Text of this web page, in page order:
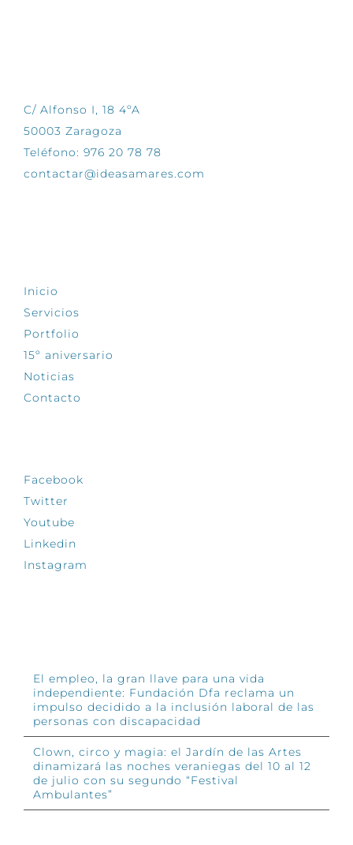
C/ Alfonso I, 18 4ºA
50003 Zaragoza
Teléfono: 976 20 78 78
contactar@ideasamares.com
Inicio
Servicios
Portfolio
15º aniversario
Noticias
Contacto
Facebook
Twitter
Youtube
Linkedin
Instagram
El empleo, la gran llave para una vida
independiente: Fundación Dfa reclama un
impulso decidido a la inclusión laboral de las
personas con discapacidad
Clown, circo y magia: el Jardín de las Artes
dinamizará las noches veraniegas del 10 al 12
de julio con su segundo “Festival
Ambulantes”